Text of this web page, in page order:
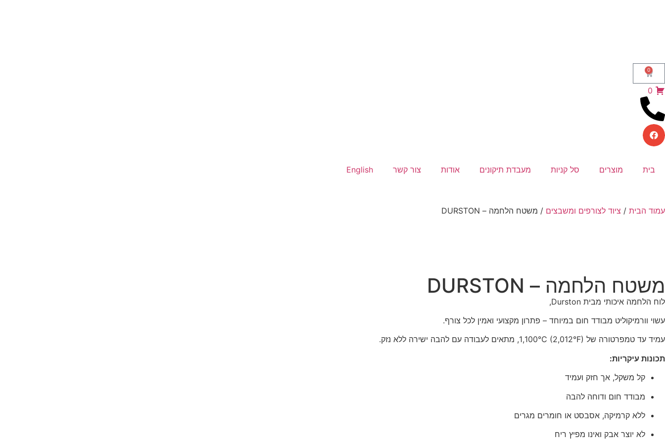
0
0
בית מוצרים סל קניות מעבדת תיקונים אודות צור קשר English
עמוד הבית / ציוד לצורפים ומשבצים / משטח הלחמה – DURSTON
משטח הלחמה – DURSTON
לוח הלחמה איכותי מבית Durston,
עשוי וורמיקוליט מבודד חום במיוחד – פתרון מקצועי ואמין לכל צורף.
עמיד עד טמפרטורה של 1,100°C (2,012°F), מתאים לעבודה עם להבה ישירה ללא נזק.
תכונות עיקריות:
קל משקל, אך חזק ועמיד
מבודד חום ודוחה להבה
ללא קרמיקה, אסבסט או חומרים מגרים
לא יוצר אבק ואינו מפיץ ריח